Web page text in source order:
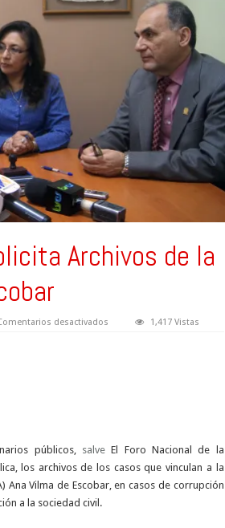
Archivos de la
desactivadosen
de
Escobar
1,417 Vistas
públicos, salveEl Foro Nacional de la
los archivos de los casos que vinculan a la
Ana Vilma de Escobar, en casos de corrupción
a la sociedad civil.